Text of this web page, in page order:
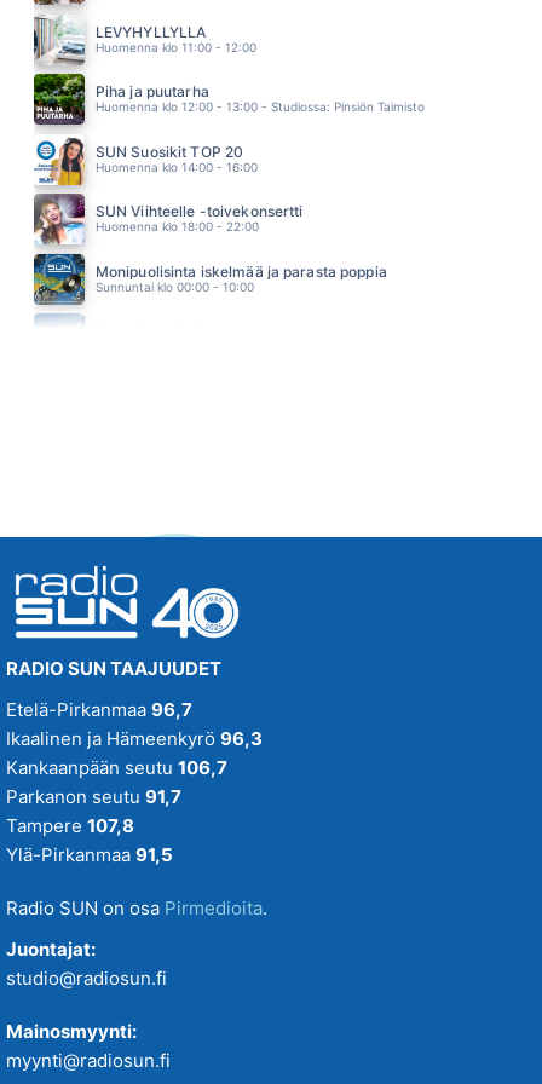
SELKÄ & ISSIAS FEAT. PAULI HANHINIEMI
10.30
LEVYHYLLYLLÄ
Huomenna klo 11:00 - 12:00
Piha ja puutarha
Huomenna klo 12:00 - 13:00 - Studiossa: Pinsiön Taimisto
SUN Suosikit TOP 20
Huomenna klo 14:00 - 16:00
SUN Viihteelle -toivekonsertti
Huomenna klo 18:00 - 22:00
Monipuolisinta iskelmää ja parasta poppia
Sunnuntai klo 00:00 - 10:00
RADIO SUN TAAJUUDET
Etelä-Pirkanmaa 96,7
Ikaalinen ja Hämeenkyrö 96,3
Kankaanpään seutu 106,7
Parkanon seutu 91,7
Tampere 107,8
Ylä-Pirkanmaa 91,5
Radio SUN on osa Pirmedioita.
Juontajat:
studio@radiosun.fi
Mainosmyynti:
myynti@radiosun.fi